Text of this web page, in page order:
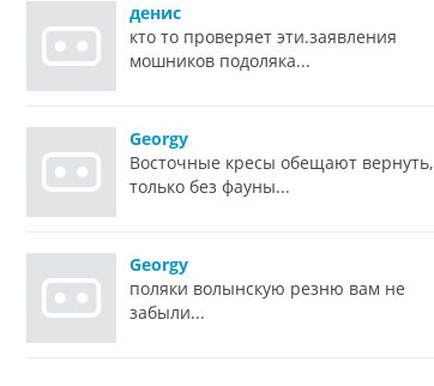
денис
кто то проверяет эти.заявления
мошников подоляка...
Georgy
Восточные кресы обещают вернуть,
только без фауны...
Georgy
поляки волынскую резню вам не
забыли...